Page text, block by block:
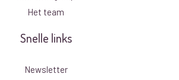
Het team
Snelle links
Newsletter